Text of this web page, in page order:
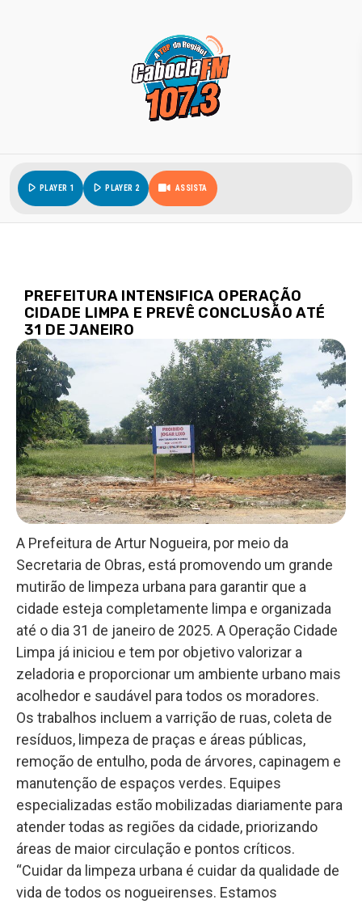
play_arrowPLAYER 1 play_arrowPLAYER 2 ASSISTA
PREFEITURA INTENSIFICA OPERAÇÃO
CIDADE LIMPA E PREVÊ CONCLUSÃO ATÉ
31 DE JANEIRO
A Prefeitura de Artur Nogueira, por meio da
Secretaria de Obras, está promovendo um grande
mutirão de limpeza urbana para garantir que a
cidade esteja completamente limpa e organizada
até o dia 31 de janeiro de 2025. A Operação Cidade
Limpa já iniciou e tem por objetivo valorizar a
zeladoria e proporcionar um ambiente urbano mais
acolhedor e saudável para todos os moradores.
Os trabalhos incluem a varrição de ruas, coleta de
resíduos, limpeza de praças e áreas públicas,
remoção de entulho, poda de árvores, capinagem e
manutenção de espaços verdes. Equipes
especializadas estão mobilizadas diariamente para
atender todas as regiões da cidade, priorizando
áreas de maior circulação e pontos críticos.
“Cuidar da limpeza urbana é cuidar da qualidade de
vida de todos os nogueirenses. Estamos